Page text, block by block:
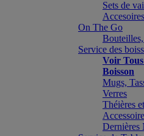
Sets de
On The Go
Service des
Voir
Boisson
Mugs,
Verres
Théières
Dernières